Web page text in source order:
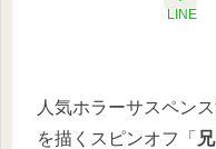
LINE
人気ホラーサスペン
を描くスピンオフ「